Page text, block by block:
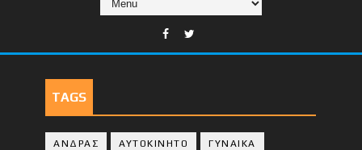
TAGS
ΑΝΔΡΑΣ ΑΥΤΟΚΙΝΗΤΟ ΓΥΝΑΙΚΑ